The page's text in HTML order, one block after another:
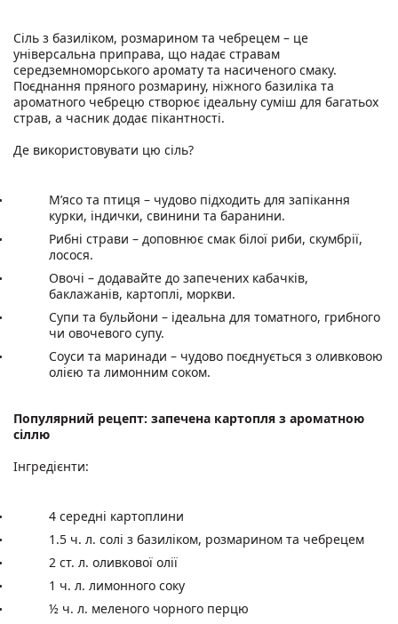
Сіль з базиліком, розмарином та чебрецем – це
універсальна приправа, що надає стравам
середземноморського аромату та насиченого смаку.
Поєднання пряного розмарину, ніжного базиліка та
ароматного чебрецю створює ідеальну суміш для багатьох
страв, а часник додає пікантності.
Де використовувати цю сіль?
М’ясо та птиця – чудово підходить для запікання
курки, індички, свинини та баранини.
Рибні страви – доповнює смак білої риби, скумбрії,
лосося.
Овочі – додавайте до запечених кабачків,
баклажанів, картоплі, моркви.
Супи та бульйони – ідеальна для томатного, грибного
чи овочевого супу.
Соуси та маринади – чудово поєднується з оливковою
олією та лимонним соком.
Популярний рецепт: запечена картопля з ароматною
сіллю
Інгредієнти:
4 середні картоплини
1.5 ч. л. солі з базиліком, розмарином та чебрецем
2 ст. л. оливкової олії
1 ч. л. лимонного соку
½ ч. л. меленого чорного перцю